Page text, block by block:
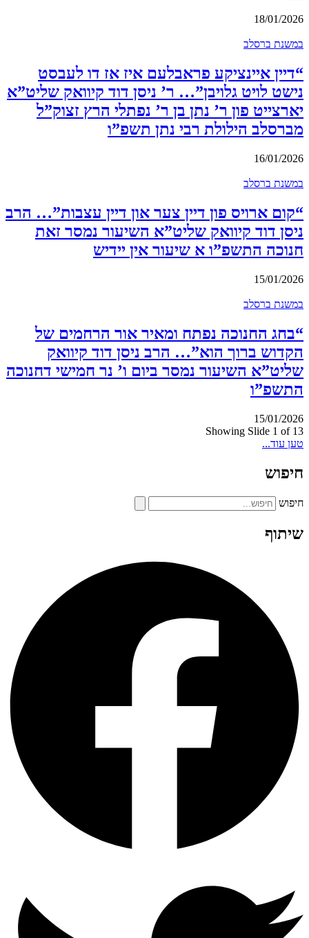
18/01/2026
במשנת ברסלב
“דיין איינציקע פראבלעם איז אז דו לעבסט
נישט לויט גלויבן”… ר’ ניסן דוד קיוואק שליט”א
יארצייט פון ר’ נתן בן ר’ נפתלי הרץ זצוק”ל
מברסלב הילולת רבי נתן תשפ”ו
16/01/2026
במשנת ברסלב
“קום ארויס פון דיין צער און דיין עצבות”… הרב
ניסן דוד קיוואק שליט”א השיעור נמסר זאת
חנוכה התשפ”ו א שיעור אין יידיש
15/01/2026
במשנת ברסלב
“בחג החנוכה נפתח ומאיר אור הרחמים של
הקדוש ברוך הוא”… הרב ניסן דוד קיוואק
שליט”א השיעור נמסר ביום ו’ נר חמישי דחנוכה
התשפ”ו
15/01/2026
Showing Slide 1 of 13
טען עוד...
חיפוש
חיפוש
שיתוף